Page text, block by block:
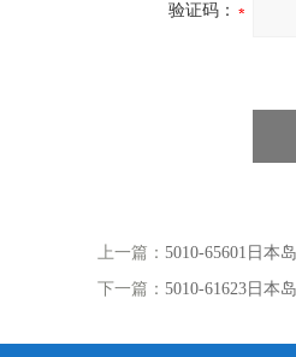
验证码：
上一篇： 5010-65601日本
下一篇： 5010-61623日本